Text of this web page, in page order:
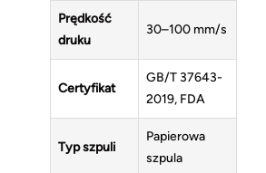
Prędkość
druku
30–100 mm/s
Certyfikat
GB/T 37643-
2019, FDA
Typ szpuli
Papierowa
szpula